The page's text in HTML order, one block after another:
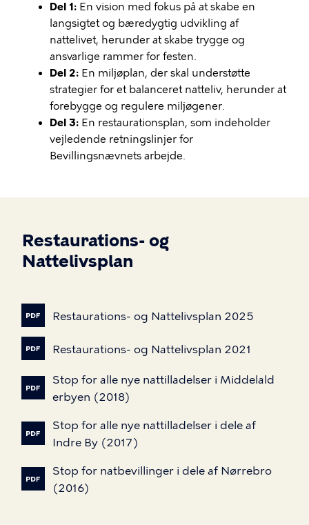
Del 1: En vision med fokus på at skabe en
langsigtet og bæredygtig udvikling af
nattelivet, herunder at skabe trygge og
ansvarlige rammer for festen.
Del 2: En miljøplan, der skal understøtte
strategier for et balanceret natteliv, herunder at
forebygge og regulere miljøgener.
Del 3: En restaurationsplan, som indeholder
vejledende retningslinjer for
Bevillingsnævnets arbejde.
Restaurations- og
Nattelivsplan
Restaurations- og Nattelivsplan 2025
Restaurations- og Nattelivsplan 2021
Stop for alle nye nattilladelser i Middelald
erbyen (2018)
Stop for alle nye nattilladelser i dele af
Indre By (2017)
Stop for natbevillinger i dele af Nørrebro
(2016)